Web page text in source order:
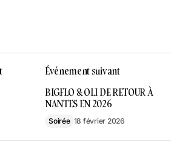
Événement suivant
BIGFLO & OLI DE RETOUR À
NANTES EN 2026
Soirée 18 février 2026